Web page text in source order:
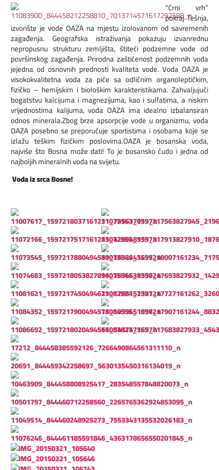
“Crni vrh”
pokraj Tešnja,
izvorište je vode OAZA na mjestu izolovanom od savremenih
zagađenja. Geografska istraživanja pokazuju izvanrednu
nepropusnu strukturu zemljišta, štiteći podzemne vode od
površinskog zagađenja. Prirodna zaštićenost podzemnih voda
jejedna od osnovnih prednosti kvaliteta vode. Voda OAZA je
visokokvalitetna voda za piće sa odličnim organoleptičkim,
fizičko – hemijskim i biološkim karakteristikama. Zahvaljujući
bogatstvu kalcijuma i magnezijuma, kao i sulfatima, a niskim
vrijednostima kalijuma, voda OAZA ima idealno izbalansiran
odnos minerala.Zbog brze apsorpcije vode u organizmu, voda
OAZA posebno se preporučuje sportistima i osobama koje se
izlažu teškim fizičkim poslovima.OAZA je bosanska voda,
najviše što Bosna može dati! To je bosansko čudo i jedna od
najboljih mineralnih voda na svijetu.
Voda iz srca Bosne!